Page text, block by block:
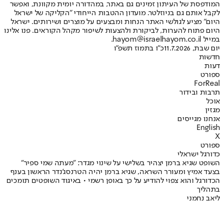
המודפסת של העיתון זמינים גם באתר, במהדורה יומית מקוונת, ואפשר
לקבל אותם גם בניוזלטר. מועדון ההטבות הייחודי "הקליקה של ישראל
היום" מציע לגולשי האתר הנחות ומבצעים על מוצרים ושירותים. ישראל
היום פתוח להערות, לביקורת ולהצעות לשיפור מקהל הקוראים. פנו אלינו
במייל hayom@israelhayom.co.il.
יום שבת, 11.7.2026
כ"ו בתמוז תשפ"ו
חדשות
דעות
ספורט
ForReal
תרבות ובידור
אוכל
מגזין
אנחנו מגייסים
English
X
ספורט
כדורגל ישראלי
השופט שגיא ברמן יצהיר בשלישי על שינוי מגדר: "מעתה שמי ספיר"
בצעד אמיץ ומעורר השראה, שגיא ברמן יהיה הטרנסג'נדר הראשון בענף
הכדורגל והוא צפוי להודיע על כך באופן רשמי • באיגוד השופטים תומכים
בתהליך
ליאב נחמני